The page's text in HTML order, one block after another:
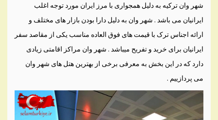
شهر وان ترکیه به دلیل همجواری با مرز ایران مورد توجه اغلب
ایرانیان می باشد . شهر وان به دلیل دارا بودن بازار های مختلف و
ارائه اجناس ترک با قیمت های فوق العاده مناسب یکی از مقاصد سفر
ایرانیان برای خرید و تفریح میباشد . شهر وان مراکز اقامتی زیادی
دارد که در این بخش به معرفی برخی از بهترین هتل های شهر وان
می پردازییم .